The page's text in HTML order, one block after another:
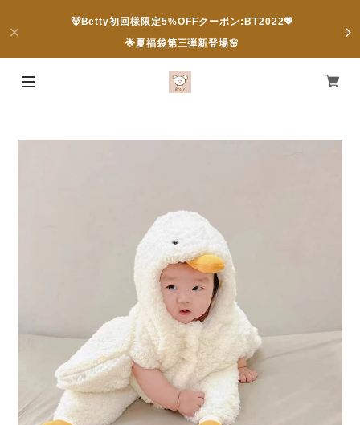
🐻Betty初回様限定5%OFFクーポン:BT2022💖
🌟夏福袋第三弾新登場🌸